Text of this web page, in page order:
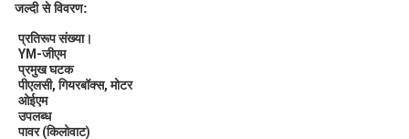
जल्दी से विवरण:
प्रतिरूप संख्या।
YM-जीएम
प्रमुख घटक
पीएलसी, गियरबॉक्स, मोटर
ओईएम
उपलब्ध
पावर (किलोवाट)